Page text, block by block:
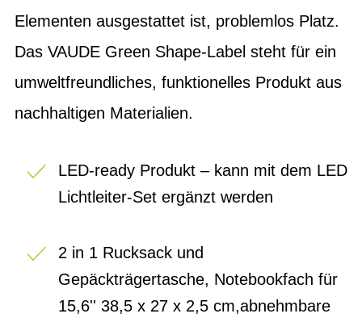
Elementen ausgestattet ist, problemlos Platz.
Das VAUDE Green Shape-Label steht für ein
umweltfreundliches, funktionelles Produkt aus
nachhaltigen Materialien.
LED-ready Produkt – kann mit dem LED
Lichtleiter-Set ergänzt werden
2 in 1 Rucksack und
Gepäckträgertasche, Notebookfach für
15,6'' 38,5 x 27 x 2,5 cm,abnehmbare